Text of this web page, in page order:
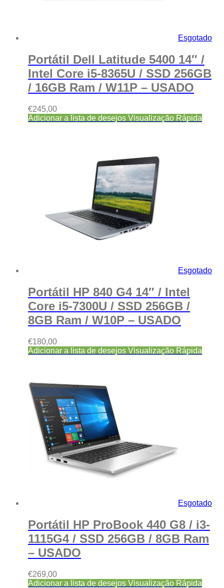
Esgotado
Portátil Dell Latitude 5400 14″ /
Intel Core i5-8365U / SSD 256GB
/ 16GB Ram / W11P – USADO
€245,00
Adicionar a lista de desejos Visualização Rápida
Esgotado
Portátil HP 840 G4 14″ / Intel
Core i5-7300U / SSD 256GB /
8GB Ram / W10P – USADO
€180,00
Adicionar a lista de desejos Visualização Rápida
Esgotado
Portátil HP ProBook 440 G8 / i3-
1115G4 / SSD 256GB / 8GB Ram
– USADO
€269,00
Adicionar a lista de desejos Visualização Rápida